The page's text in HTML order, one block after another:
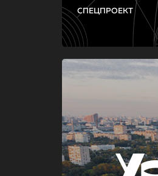
СПЕЦПРОЕКТ